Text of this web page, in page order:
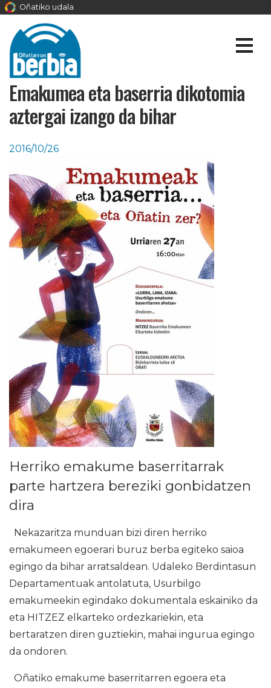
Oñatiko udala
Emakumea eta baserria dikotomia
aztergai izango da bihar
2016/10/26
Herriko emakume baserritarrak
parte hartzera bereziki gonbidatzen
dira
Nekazaritza munduan bizi diren herriko
emakumeen egoerari buruz berba egiteko saioa
egingo da bihar arratsaldean. Udaleko Berdintasun
Departamentuak antolatuta, Usurbilgo
emakumeekin egindako dokumentala eskainiko da
eta HITZEZ elkarteko ordezkariekin, eta
bertaratzen diren guztiekin, mahai ingurua egingo
da ondoren.
Oñatiko emakume baserritarren egoera eta